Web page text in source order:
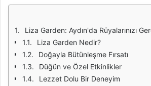
Liza Garden: Aydın'da Rüyalarınızı
Liza Garden Nedir?
Doğayla Bütünleşme Fırsatı
Düğün ve Özel Etkinlikler
Lezzet Dolu Bir Deneyim